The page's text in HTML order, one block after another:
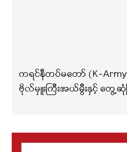
ကရင်နီတပ်မတော် (K-
ဗိုလ်မှူးကြီးအယ်မွီးနှင့် တွေ့ဆုံခ